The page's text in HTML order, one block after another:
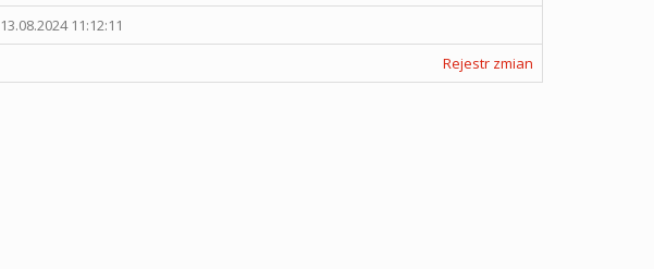
13.08.2024 11:12:11
Rejestr zmian